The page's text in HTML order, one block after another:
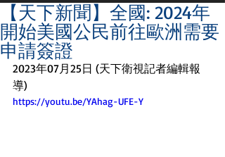
【天下新聞】全國: 2024年
開始美國公民前往歐洲需要
申請簽證
2023年07月25日 (天下衛視記者編輯報
導)
https://youtu.be/YAhag-UFE-Y